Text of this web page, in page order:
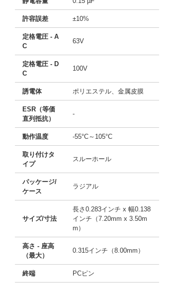
許容誤差 ±10%
定格電圧 - A
C
63V
定格電圧 - D
C
100V
誘電体 ポリエステル、金属皮膜
ESR（等価
直列抵抗）
-
動作温度 -55°C～105°C
取り付けタ
イプ
スルーホール
パッケージ/
ケース
ラジアル
サイズ/寸法
長さ0.283インチ x 幅0.138
インチ（7.20mm x 3.50m
m）
高さ - 座高
（最大）
0.315インチ（8.00mm）
終端 PCピン